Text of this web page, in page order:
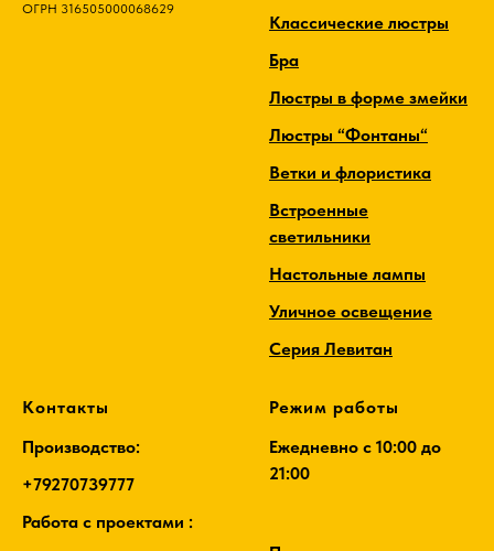
ОГРН 316505000068629
Классические люстры
Бра
Люстры в форме змейки
Люстры “Фонтаны“
Ветки и флористика
Встроенные
светильники
Настольные лампы
Уличное освещение
Серия Левитан
Контакты
Производство:
+79270739777
Работа с проектами :
Режим работы
Ежедневно c 10:00 до
21:00